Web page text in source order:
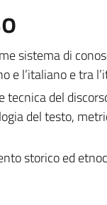
sistema di
l’italiano e tra
del
del testo,
storico ed